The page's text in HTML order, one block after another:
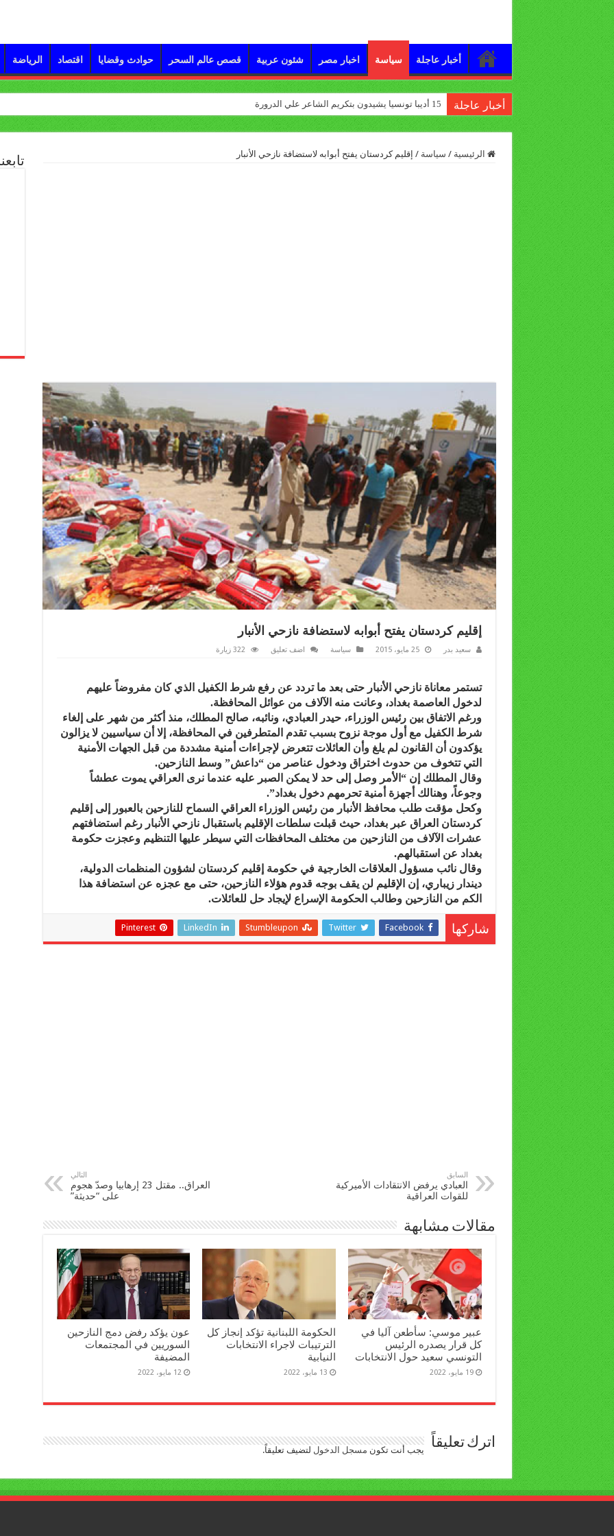
أخبار عاجلة سياسة اخبار مصر شئون عربية قصص عالم السحر حوادث وقضايا اقتصاد الرياضة
أخبار عاجلة 15 أديبا تونسيا يشيدون بتكريم الشاعر علي الدرورة
الرئيسية / سياسة / إقليم كردستان يفتح أبوابه لاستضافة نازحي الأنبار
إقليم كردستان يفتح أبوابه لاستضافة نازحي الأنبار
سعيد بدر 25 مايو، 2015 سياسة اضف تعليق 322 زيارة
تستمر معاناة نازحي الأنبار حتى بعد ما تردد عن رفع شرط الكفيل الذي كان مفروضاً عليهم
لدخول العاصمة بغداد، وعانت منه الآلاف من عوائل المحافظة.
ورغم الاتفاق بين رئيس الوزراء، حيدر العبادي، ونائبه، صالح المطلك، منذ أكثر من شهر على إلغاء
شرط الكفيل مع أول موجة نزوح بسبب تقدم المتطرفين في المحافظة، إلا أن سياسيين لا يزالون
يؤكدون أن القانون لم يلغ وأن العائلات تتعرض لإجراءات أمنية مشددة من قبل الجهات الأمنية
التي تتخوف من حدوث اختراق ودخول عناصر من “داعش” وسط النازحين.
وقال المطلك إن “الأمر وصل إلى حد لا يمكن الصبر عليه عندما نرى العراقي يموت عطشاً
وجوعاً، وهنالك أجهزة أمنية تحرمهم دخول بغداد”.
وكحل مؤقت طلب محافظ الأنبار من رئيس الوزراء العراقي السماح للنازحين بالعبور إلى إقليم
كردستان العراق عبر بغداد، حيث قبلت سلطات الإقليم باستقبال نازحي الأنبار رغم استضافتهم
عشرات الآلاف من النازحين من مختلف المحافظات التي سيطر عليها التنظيم وعجزت حكومة
بغداد عن استقبالهم.
وقال نائب مسؤول العلاقات الخارجية في حكومة إقليم كردستان لشؤون المنظمات الدولية،
ديندار زيباري، إن الإقليم لن يقف بوجه قدوم هؤلاء النازحين، حتى مع عجزه عن استضافة هذا
الكم من النازحين وطالب الحكومة الإسراع لإيجاد حل للعائلات.
شاركها Facebook
Twitter
Stumbleupon
LinkedIn
Pinterest
السابق
العبادي يرفض الانتقادات الأميركية
للقوات العراقية
التالي
العراق.. مقتل 23 إرهابيا وصدّ هجوم
على “حديثة”
مقالات مشابهة
عبير موسي: سأطعن آليا في
كل قرار يصدره الرئيس
التونسي سعيد حول الانتخابات
19 مايو، 2022
الحكومة اللبنانية تؤكد إنجاز كل
الترتيبات لاجراء الانتخابات
النيابية
13 مايو، 2022
عون يؤكد رفض دمج النازحين
السوريين في المجتمعات
المضيفة
12 مايو، 2022
اترك تعليقاً يجب أنت تكون مسجل الدخول لتضيف تعليقاً.